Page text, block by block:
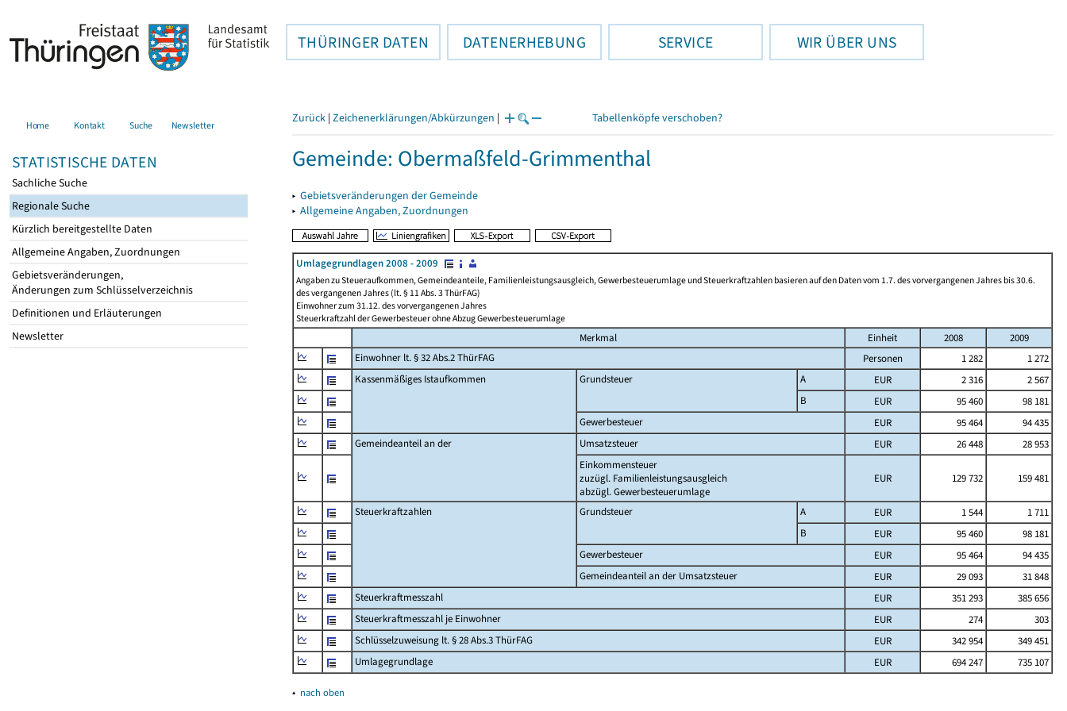
THÜRINGER DATEN DATENERHEBUNG SERVICE WIR ÜBER UNS
Home Kontakt Suche Newsletter
STATISTISCHE DATEN
Sachliche Suche
Regionale Suche
Kürzlich bereitgestellte Daten
Allgemeine Angaben, Zuordnungen
Gebietsveränderungen,
Änderungen zum Schlüsselverzeichnis
Definitionen und Erläuterungen
Newsletter
Zurück | Zeichenerklärungen/Abkürzungen | Tabellenköpfe verschoben?
Gemeinde: Obermaßfeld-Grimmenthal
▸ Gebietsveränderungen der Gemeinde
▸ Allgemeine Angaben, Zuordnungen
Umlagegrundlagen 2008 - 2009
Angaben zu Steueraufkommen, Gemeindeanteile, Familienleistungsausgleich, Gewerbesteuerumlage und Steuerkraftzahlen basieren auf den Daten vom 1.7. des vorvergangenen Jahres bis 30.6.
des vergangenen Jahres (lt. § 11 Abs. 3 ThürFAG)
Einwohner zum 31.12. des vorvergangenen Jahres
Steuerkraftzahl der Gewerbesteuer ohne Abzug Gewerbesteuerumlage
Merkmal Einheit 2008
2009
Einwohner lt. § 32 Abs.2 ThürFAG
Personen 1 282
1 272
Kassenmäßiges Istaufkommen
Grundsteuer A EUR 2 316
2 567
B
EUR 95 460
98 181
Gewerbesteuer
EUR 95 464
94 435
Gemeindeanteil an der
Umsatzsteuer EUR 26 448
28 953
Einkommensteuer
zuzügl. Familienleistungsausgleich
abzügl. Gewerbesteuerumlage
EUR 129 732 159 481
Steuerkraftzahlen Grundsteuer A EUR 1 544
1 711
B
EUR 95 460
98 181
Gewerbesteuer
EUR 95 464
94 435
Gemeindeanteil an der Umsatzsteuer
EUR 29 093
31 848
Steuerkraftmesszahl
EUR 351 293
385 656
Steuerkraftmesszahl je Einwohner
EUR 274
303
Schlüsselzuweisung lt. § 28 Abs.3 ThürFAG
EUR 342 954
349 451
Umlagegrundlage
EUR 694 247 735 107
▴ nach oben